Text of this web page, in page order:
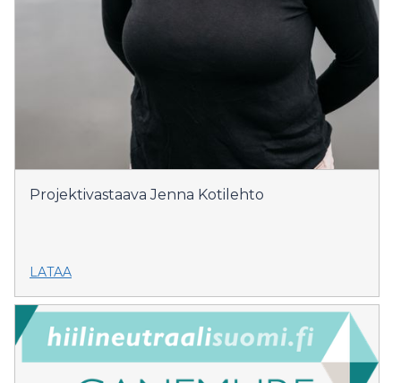
Projektivastaava Jenna Kotilehto
LATAA